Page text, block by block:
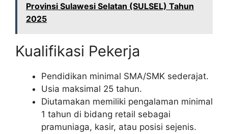
Provinsi Sulawesi Selatan (SULSEL) Tahun
2025
Kualifikasi Pekerja
Pendidikan minimal SMA/SMK sederajat.
Usia maksimal 25 tahun.
Diutamakan memiliki pengalaman minimal
1 tahun di bidang retail sebagai
pramuniaga, kasir, atau posisi sejenis.